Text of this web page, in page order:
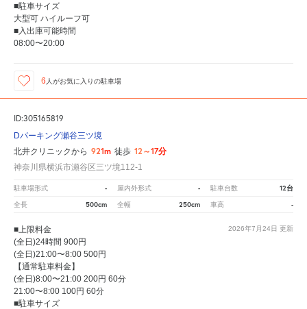
■駐車サイズ
大型可 ハイルーフ可
■入出庫可能時間
08:00〜20:00
6 人がお気に入りの駐車場
ID:305165819
Dパーキング瀬谷三ツ境
北井クリニックから 921m 徒歩 12～17分
神奈川県横浜市瀬谷区三ツ境112-1
駐車場形式 - 屋内外形式 - 駐車台数 12台
全長 500cm 全幅 250cm 車高 -
2026年7月24日 更新
■上限料金
(全日)24時間 900円
(全日)21:00〜8:00 500円
【通常駐車料金】
(全日)8:00〜21:00 200円 60分
21:00〜8:00 100円 60分
■駐車サイズ